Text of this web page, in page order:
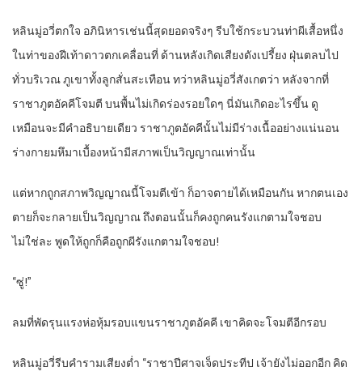
หลินมู่อวี่ตกใจ อภินิหารเช่นนี้สุดยอดจริงๆ รีบใช้กระบวนท่าผีเสื้อหนึ่ง
ในท่าของฝีเท้าดาวตกเคลื่อนที่ ด้านหลังเกิดเสียงดังเปรี้ยง ฝุ่นตลบไป
ทั่วบริเวณ ภูเขาทั้งลูกสั่นสะเทือน ทว่าหลินมู่อวี่สังเกตว่า หลังจากที่
ราชาภูตอัคคีโจมตี บนพื้นไม่เกิดร่องรอยใดๆ นี่มันเกิดอะไรขึ้น ดู
เหมือนจะมีคำอธิบายเดียว ราชาภูตอัคคีนั้นไม่มีร่างเนื้ออย่างแน่นอน
ร่างกายมหึมาเบื้องหน้ามีสภาพเป็นวิญญาณเท่านั้น
แต่หากถูกสภาพวิญญาณนี้โจมตีเข้า ก็อาจตายได้เหมือนกัน หากตนเอง
ตายก็จะกลายเป็นวิญญาณ ถึงตอนนั้นก็คงถูกคนรังแกตามใจชอบ
ไม่ใช่ละ พูดให้ถูกก็คือถูกผีรังแกตามใจชอบ!
“ซู่!”
ลมที่พัดรุนแรงห่อหุ้มรอบแขนราชาภูตอัคคี เขาคิดจะโจมตีอีกรอบ
หลินมู่อวี่รีบคำรามเสียงต่ำ “ราชาปีศาจเจ็ดประทีป เจ้ายังไม่ออกอีก คิด